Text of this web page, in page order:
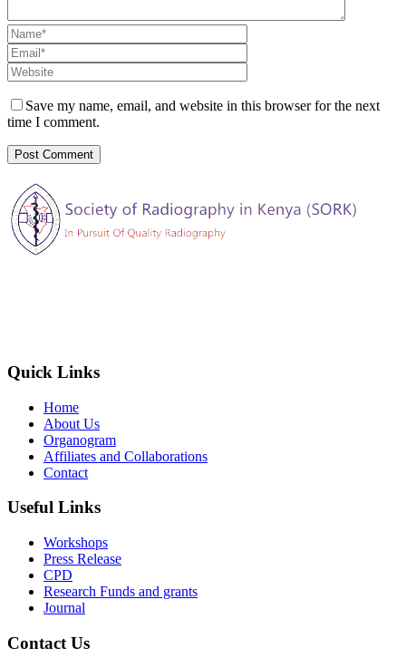
Save my name, email, and website in this browser for the next
time I comment.
Quick Links
Home
About Us
Organogram
Affiliates and Collaborations
Contact
Useful Links
Workshops
Press Release
CPD
Research Funds and grants
Journal
Contact Us